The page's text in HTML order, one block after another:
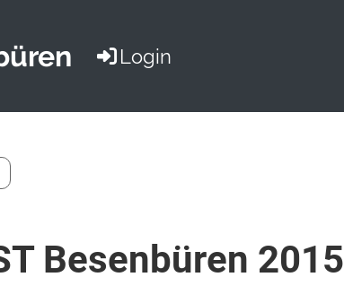
Login
Besenbüren 2015